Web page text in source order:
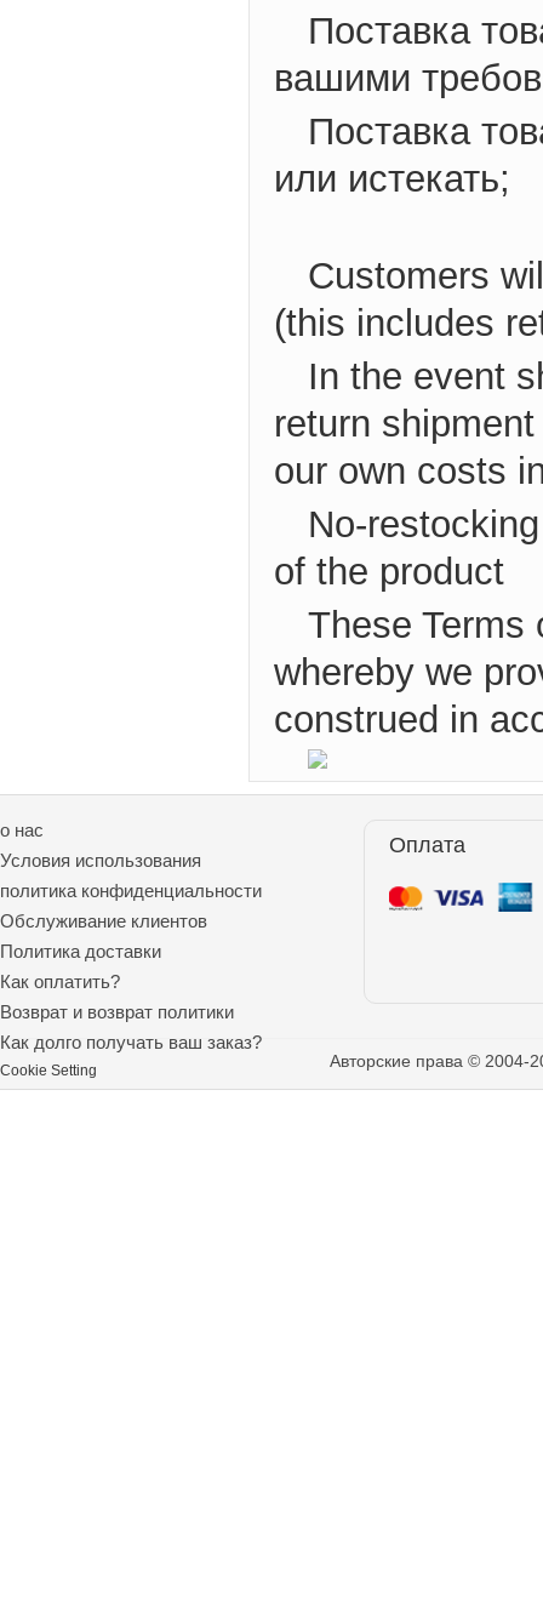
Поставка
вашими
Поставка
или истекать;
Customers
(this includes
In the event
return
our own costs
No-
of the product
These Terms
whereby we
construed in
о нас
Условия использования
политика конфиденциальности
Обслуживание клиентов
Политика доставки
Как оплатить?
Возврат и возврат политики
Как долго получать ваш заказ?
Cookie Setting
Оплата
Авторские права ©